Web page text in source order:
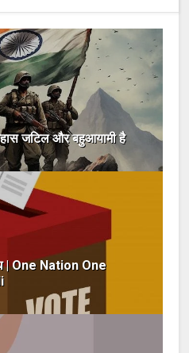
जटिल और बहुआयामी है
| One Nation One